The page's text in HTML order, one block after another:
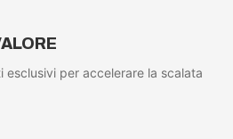
esclusivi per accelerare la scalata